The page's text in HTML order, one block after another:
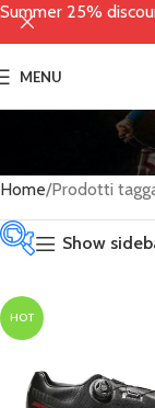
MENU
Home Prodotti
Categorie
prodotto
Abbigliamento
Show
HOT
Summer 25%